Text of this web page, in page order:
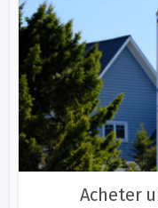
Acheter